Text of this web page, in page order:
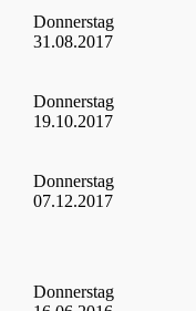
Donnerstag
31.08.2017
Donnerstag
19.10.2017
Donnerstag
07.12.2017
Donnerstag